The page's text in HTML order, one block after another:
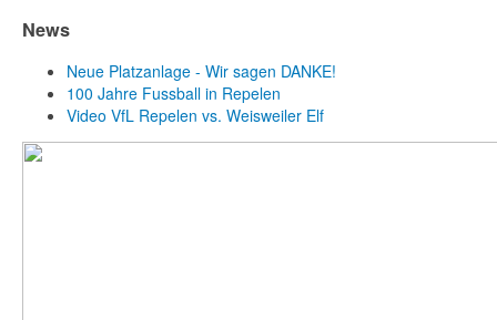
News
Neue Platzanlage - Wir sagen DANKE!
100 Jahre Fussball in Repelen
Video VfL Repelen vs. Weisweiler Elf